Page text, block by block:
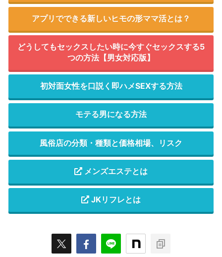
アプリでできる新しいヒモの形ママ活とは？
どうしてもセックスしたい時に今すぐセックスする5
つの方法【男女対応版】
初対面女性を口説く即ハメSEXする方法
モテる男になる方法
風俗店の分類・種類と価格相場、リスク
メンズエステとは
JKリフレとは